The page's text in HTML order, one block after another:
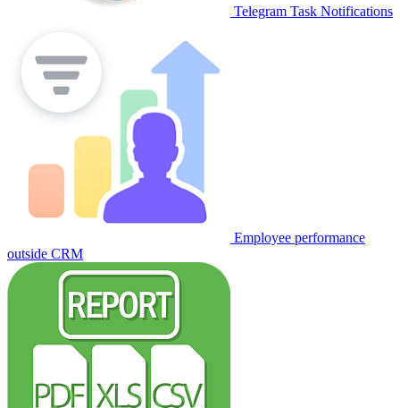
Telegram Task Notifications
Employee performance
outside CRM